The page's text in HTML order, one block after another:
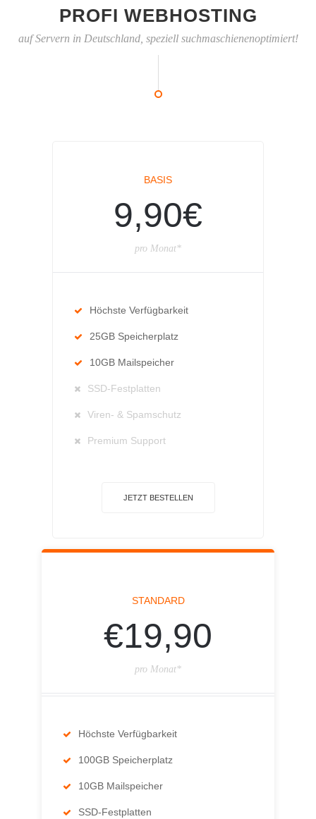
PROFI WEBHOSTING
auf Servern in Deutschland, speziell suchmaschienenoptimiert!
BASIS
9,90€
pro Monat*
Höchste Verfügbarkeit
25GB Speicherplatz
10GB Mailspeicher
SSD-Festplatten
Viren- & Spamschutz
Premium Support
JETZT BESTELLEN
STANDARD
€19,90
pro Monat*
Höchste Verfügbarkeit
100GB Speicherplatz
10GB Mailspeicher
SSD-Festplatten